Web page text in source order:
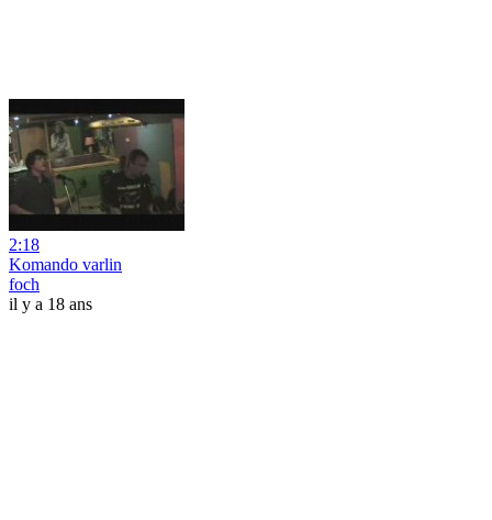
2:18
Komando varlin
foch
il y a 18 ans